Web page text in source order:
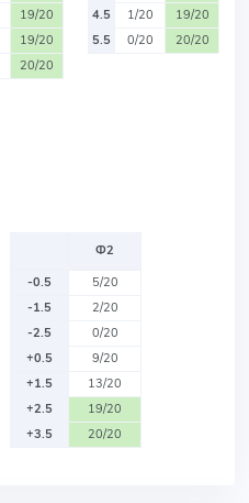
19/20
19/20
20/20
4.5
1/20
19/20
5.5
0/20 20/20
Ф2
-0.5
5/20
-1.5
2/20
-2.5
0/20
+0.5
9/20
+1.5
13/20
+2.5
19/20
+3.5
20/20